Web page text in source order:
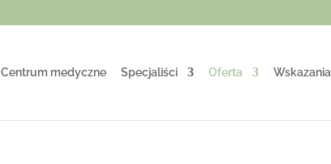
Centrum medyczne Specjaliści Oferta Wskazania